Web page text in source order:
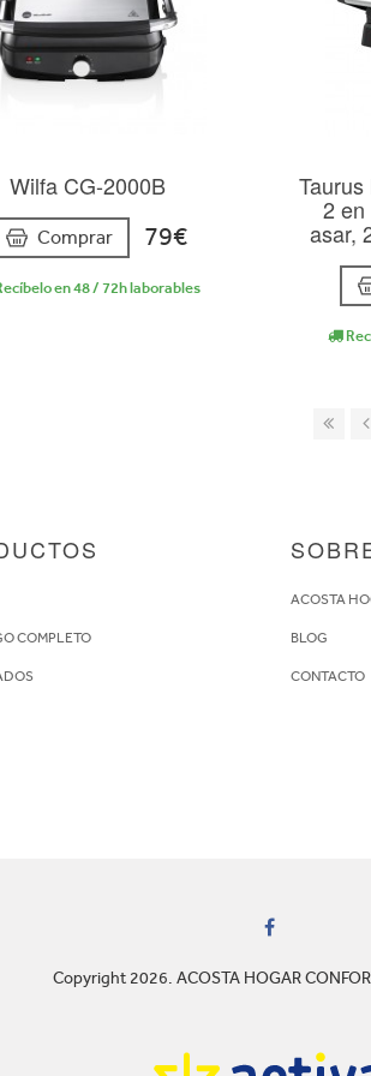
Wilfa CG-2000B
Comprar 79€
en 48 / 72h laborables
2
asar,
COMPLETO
ACOSTA
BLOG
CONTACTO
Copyright 2026. ACOSTA HOGAR